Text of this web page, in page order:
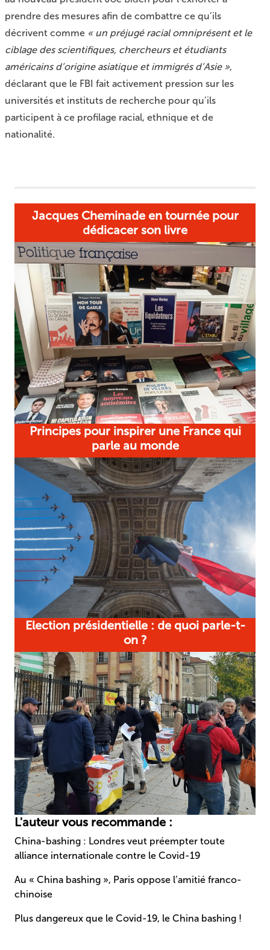
prendre des mesures afin de combattre ce qu’ils
décrivent comme « un préjugé racial omniprésent et le
ciblage des scientifiques, chercheurs et étudiants
américains d’origine asiatique et immigrés d’Asie »,
déclarant que le FBI fait activement pression sur les
universités et instituts de recherche pour qu’ils
participent à ce profilage racial, ethnique et de
nationalité.
Jacques Cheminade en tournée pour
dédicacer son livre
Principes pour inspirer une France qui
parle au monde
Election présidentielle : de quoi parle-t-
on ?
L'auteur vous recommande :
China-bashing : Londres veut préempter toute
alliance internationale contre le Covid-19
Au « China bashing », Paris oppose l’amitié franco-
chinoise
Plus dangereux que le Covid-19, le China bashing !